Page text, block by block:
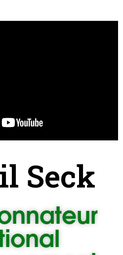
Seck